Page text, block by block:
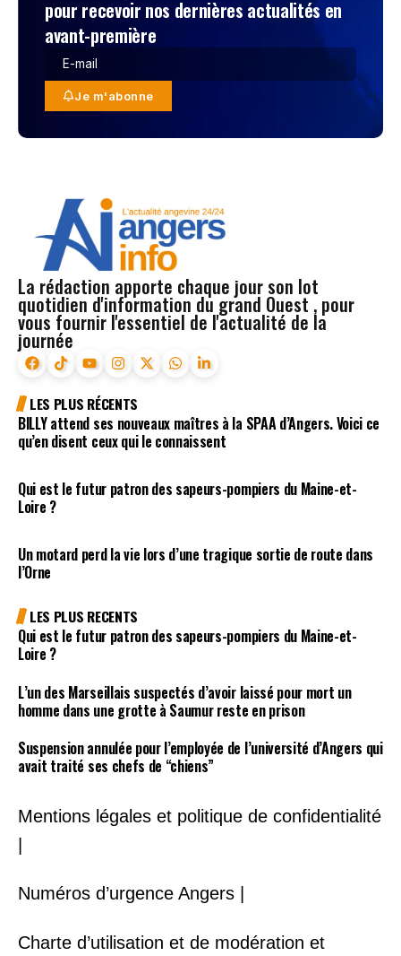
pour recevoir nos dernières actualités en
avant-première
Je m'abonne
La rédaction apporte chaque jour son lot
quotidien d'information du grand Ouest , pour
vous fournir l'essentiel de l'actualité de la
journée
LES PLUS RÉCENTS
BILLY attend ses nouveaux maîtres à la SPAA d’Angers. Voici ce
qu’en disent ceux qui le connaissent
Qui est le futur patron des sapeurs-pompiers du Maine-et-
Loire ?
Un motard perd la vie lors d’une tragique sortie de route dans
l’Orne
LES PLUS RECENTS
Qui est le futur patron des sapeurs-pompiers du Maine-et-
Loire ?
L’un des Marseillais suspectés d’avoir laissé pour mort un
homme dans une grotte à Saumur reste en prison
Suspension annulée pour l’employée de l’université d’Angers qui
avait traité ses chefs de “chiens”
Mentions légales et politique de confidentialité
Numéros d’urgence Angers |
Charte d’utilisation et de modération et